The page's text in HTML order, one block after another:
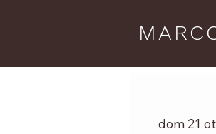
dom 21